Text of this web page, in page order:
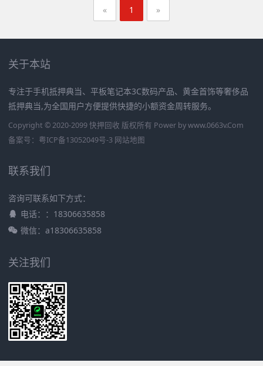
« 1 »
关于本站
专注于手机抵押典当、平板笔记本3C数码产品、黄金首饰等奢侈品
抵押典当,为全国用户方便提供快捷的小额资金周转服务。
Copyright © 2020-2099 快押回收 版权所有 Power bywww.0663v.Com
备案号： 粤ICP备13052049号-3 网站地图
联系我们
咨询可联系如下方式：
电话：：18306635858
微信：a18306635858
关注我们